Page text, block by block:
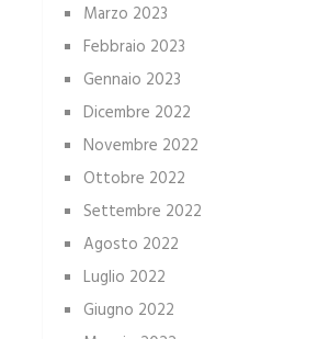
Marzo 2023
Febbraio 2023
Gennaio 2023
Dicembre 2022
Novembre 2022
Ottobre 2022
Settembre 2022
Agosto 2022
Luglio 2022
Giugno 2022